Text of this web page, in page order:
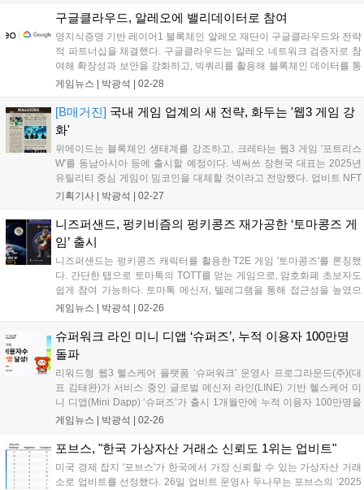
은 지수를 개발할 계획이라고 밝혔다....
구글클라우드, 알레오에 밸리데이터로 참여
영지식증명 기반 레이어1 블록체인 알레오 재단이 구글클라우드와 전략
적 파트너십을 체결했다. 구글클라우드는 알레오 네트워크 검증자로 참
여해 확장성과 보안을 강화하고, 빅쿼리를 활용해 블록체인 데이터를 통
합 분석한다. 개발자는 알레오 네트워크 관련 실시간 분석을 통해 탈중
머신을 통해 성능과 비용 효율성을 높이고, 스타트업은 최대 35만 달러
상당의 크레딧을 받는다....
게임뉴스 | 박광석 02-28
[B매거진] 국내 게임 업계의 새 전략, 화두는 '웹3 게임 강
화'
위메이드는 블록체인 생태계를 강조하고, 크레타는 웹3 게임 '포트리스
W'를 동남아시아 등에 출시할 예정이다. 넥써쓰 장현국 대표는 2025년
유틸리티 중심 게임이 밈코인을 대체할 것이라고 전망했다. 업비트 NFT
는 이중섭, 김환기, 이우환 화백의 실물 연계 NFT를 선보인다. 해시드 조
일 2025년 로드맵을 공개하며, 4월 두바이에서 웹3 게임 해커톤을 개최
한다. 위메이드의 '레전드 오브 이미르'는 블록체인 기술을 활용해 경제
시스템을 구축하고 구글플레이 매출 1위를 달성했다. 2월에는 중세 전략
게임 '블록로드'와 사이버펑크 MMORPG '77-Bit'가 Web3 게임 신작으로
출시되었다....
기획기사 | 박광석 02-27
니즈퍼샌드, 펑키비즘의 펑키콩즈 재가공한 ‘토마콩즈 게
임’ 출시
니즈퍼샌드는 펑키콩즈 캐릭터를 활용한 T2E 게임 '토마콩즈'를 론칭했
다. 간단한 탭으로 토마톡의 TOTT를 얻는 게임으로, 암호화폐 초보자도
쉽게 참여 가능하다. 토마톡 메신저, 텔레그램을 통해 접근성을 높였으
며, 블록체인 메시진 토마톡을 홍보하고 유저를 확보하는 전략적 역할을
어에 앱 등록 심사 중이며, 곧 다운로드 가능할 예정이다....
게임뉴스 | 박광석 02-26
슈퍼워크 라인 미니 디앱 ‘슈퍼즈’, 누적 이용자 100만명
돌파
리워드형 웹3 헬스케어 플랫폼 ‘슈퍼워크’ 운영사 프로그라운드(주)(대
표 김태완)가 서비스 중인 글로벌 메신저 라인(LINE) 기반 헬스케어 미
니 디앱(Mini Dapp) ‘슈퍼즈’가 출시 1개월만에 누적 이용자 100만명을
돌파했다고 밝혔다. 슈퍼즈는 이용자가 모바일 화면을 터치하거나 일일
게임뉴스 | 박광석 02-26
포브스, "한국 가상자산 거래소 신뢰도 1위는 업비트"
미국 경제 잡지 '포브스'가 한국에서 가장 신뢰할 수 있는 가상자산 거래
소로 업비트를 선정했다. 26일 업비트 운영사 두나무는 포브스의 ‘2025